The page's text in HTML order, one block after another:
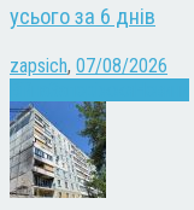
усього за 6 днів
zapsich, 07/08/2026